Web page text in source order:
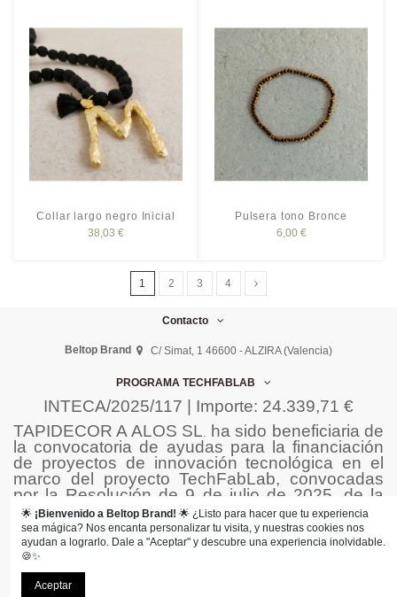
Collar largo negro Inicial
38,03 €
Pulsera tono Bronce
6,00 €
1 2 3 4
Contacto
Beltop Brand C/ Simat, 1 46600 - ALZIRA (Valencia)
PROGRAMA TECHFABLAB
INTECA/2025/117 | Importe: 24.339,71 €
TAPIDECOR A ALOS SL ha sido beneficiaria de
la convocatoria de ayudas para la financiación
de proyectos de innovación tecnológica en el
marco del proyecto TechFabLab, convocadas
por la Resolución de 9 de julio de 2025, de la
Conselleria de Innovación, Industria, Comercio y
Turismo por la que se le ha adjudicado una
subvención de : 24.339,71€
🌟 ¡Bienvenido a Beltop Brand! 🌟 ¿Listo para hacer que tu experiencia
sea mágica? Nos encanta personalizar tu visita, y nuestras cookies nos
ayudan a lograrlo. Dale a "Aceptar" y descubre una experiencia inolvidable.
🍪✨
Aceptar